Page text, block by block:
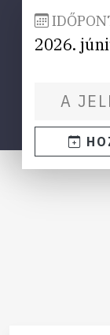
2026.
A